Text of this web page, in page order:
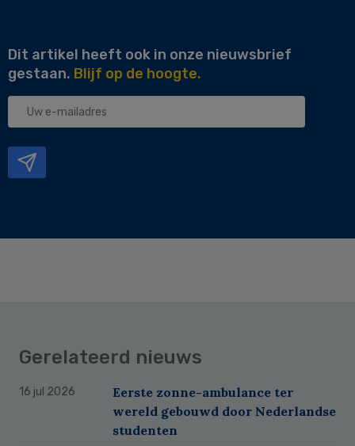
Dit artikel heeft ook in onze nieuwsbrief
gestaan. Blijf op de hoogte.
Uw
Gerelateerd nieuws
16 jul 2026
Eerste zonne-ambulance ter
wereld gebouwd door Nederlandse
studenten